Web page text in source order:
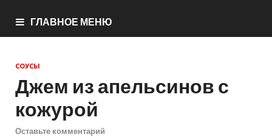
ГЛАВНОЕ МЕНЮ
СОУСЫ
Джем из апельсинов с
кожурой
Оставьте комментарий